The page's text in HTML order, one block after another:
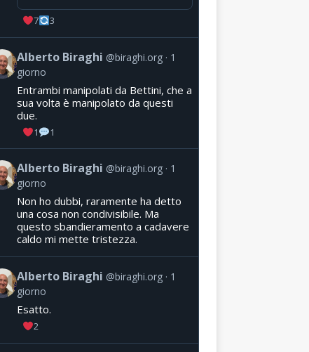
7 3
Alberto Biraghi @biraghi.org
1
giorno
Entrambi manipolati da Bettini, che a
sua volta è manipolato da questi
due.
1 1
Alberto Biraghi @biraghi.org
1
giorno
Non ho dubbi, raramente ha detto
una cosa non condivisibile. Ma
questo sbandieramento a cadavere
caldo mi mette tristezza.
Alberto Biraghi @biraghi.org
1
giorno
Esatto.
2